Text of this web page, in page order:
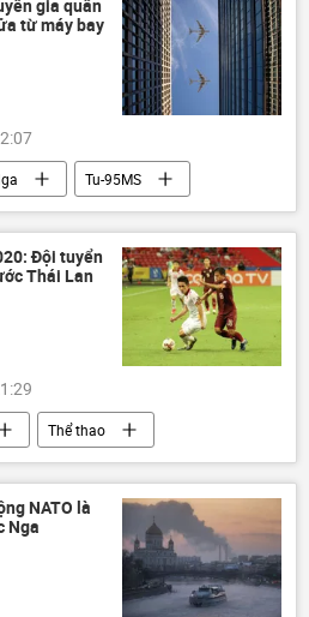
gia quân
từ máy bay
Tu-95MS
Đội tuyển
Thái Lan
Thể thao
NATO là
Nga